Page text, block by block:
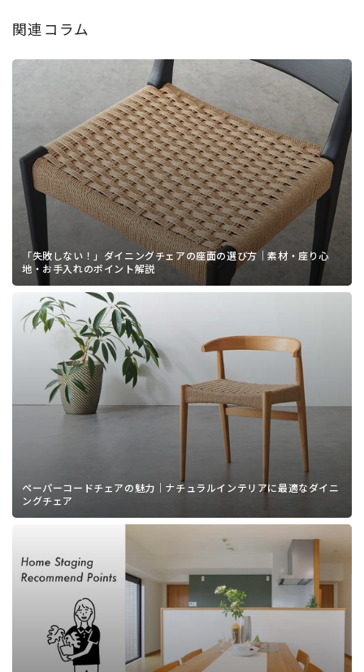
関連コラム
「失敗しない！」ダイニングチェアの座面の選び方｜素材・座り心
地・お手入れのポイント解説
ペーパーコードチェアの魅力｜ナチュラルインテリアに最適なダイニ
ングチェア